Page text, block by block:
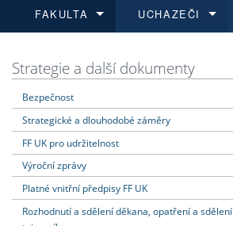
FAKULTA
Dozvědět se více
UCHAZEČI
Podat přihlášku
Dozvědět se více
Dozvědět se více
Dozvědět se více
Strategie a další dokumenty
Bezpečnost
Strategické a dlouhodobé záměry
FF UK pro udržitelnost
Výroční zprávy
Platné vnitřní předpisy FF UK
Rozhodnutí a sdělení děkana, opatření a sdělení